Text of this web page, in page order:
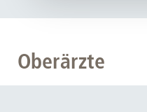
Oberärzte